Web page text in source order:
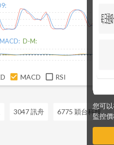
您可
監控價
MACD: D-M:
MACD RSI
3047 訊舟 6775 穎台科技